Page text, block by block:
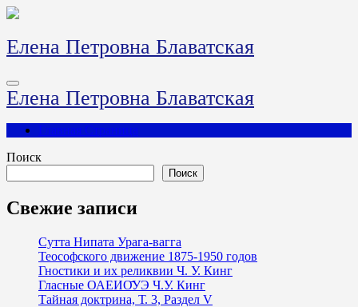
Перейти
содержимому
Елена Петровна Блаватская
Елена Петровна Блаватская
Главная Страница
Поиск
Поиск
Свежие записи
Сутта Нипата Урага-вагга
Теософского движение 1875-1950 годов
Гностики и их реликвии Ч. У. Кинг
Гласные ОАЕИО̄УЭ Ч.У. Кинг
Тайная доктрина, Т. 3, Раздел V